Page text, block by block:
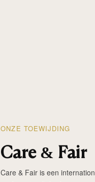
ONZE TOEWIJDING
Care & Fair
Care & Fair is een